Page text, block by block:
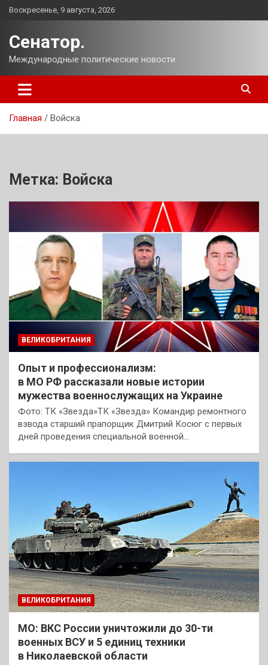
Перейти
Воскресенье, 9 августа, 2026
Сенатор.
Международные политические новости.
Главная Войска
Метка: Войска
ВЕЛИКОБРИТАНИЯ
Опыт и профессионализм:
в МО РФ рассказали новые истории
мужества военнослужащих на Украине
Фото: ТК «Звезда»ТК «Звезда» Командир ремонтного
взвода старший прапорщик Дмитрий Косюг с первых
дней проведения специальной военной…
ВЕЛИКОБРИТАНИЯ
МО: ВКС России уничтожили до 30-ти
военных ВСУ и 5 единиц техники
в Николаевской области